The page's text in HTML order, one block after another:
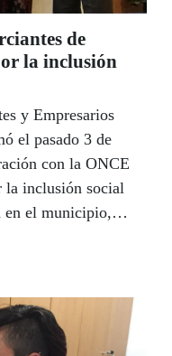
de
la inclusión
y Empresarios
el pasado 3 de
con la ONCE
la inclusión social
en el municipio,
en